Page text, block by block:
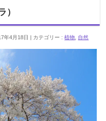
）
年4月18日 カテゴリー :植物 自然